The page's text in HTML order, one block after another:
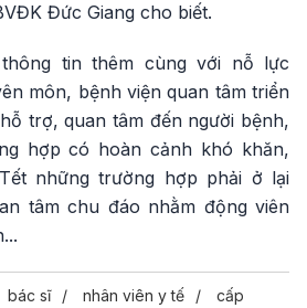
Đức Giang cho biết.
tin thêm cùng với nỗ lực
môn, bệnh viện quan tâm triển
trợ, quan tâm đến người bệnh,
hợp có hoàn cảnh khó khăn,
những trường hợp phải ở lại
tâm chu đáo nhằm động viên
bác sĩ nhân viên y tế
cấp